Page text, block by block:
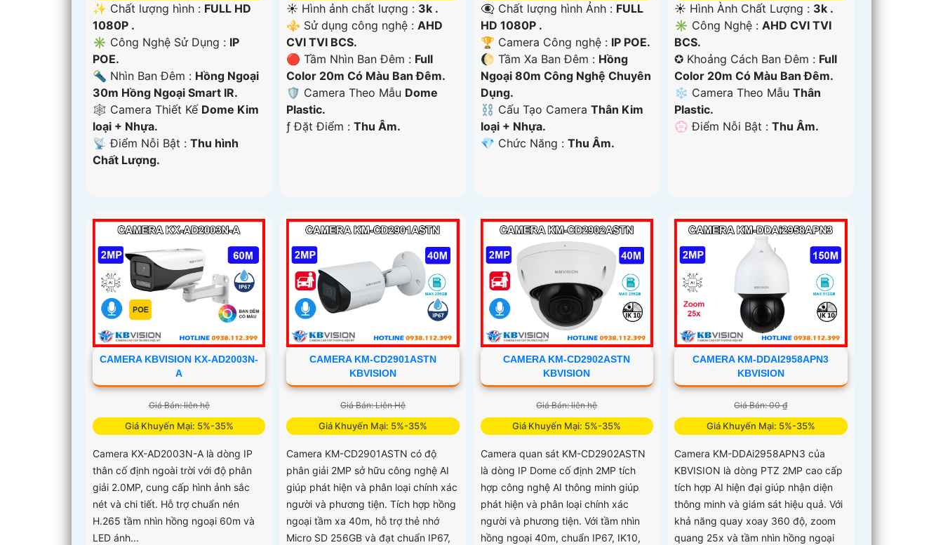
✨ Chất lượng hình : FULL HD
1080P .
✳️ Công Nghệ Sử Dụng : IP
POE.
🔦 Nhìn Ban Đêm : Hồng Ngoại
30m Hồng Ngoại Smart IR.
🕸️ Camera Thiết Kế Dome Kim
loại + Nhựa.
️📡 Điểm Nỗi Bật : Thu hình
Chất Lượng.
☀️ Hình ảnh chất lượng : 3k .
⚜️ Sử dụng công nghệ :AHD
CVI TVI BCS.
🔴 Tầm Nhìn Ban Đêm : Full
Color 20m Có Màu Ban Ðêm.
🛡 Camera Theo Mẫu Dome
Plastic.
️ƒ Đặt Điểm :Thu Âm.
👁️‍🗨 Chất lượng hình Ảnh : FULL
HD 1080P .
🏆 Camera Công nghệ : IP POE.
🌔 Tầm Xa Ban Đêm : Hồng
Ngoại 80m Công Nghệ Chuyên
Dụng.
⛓ Cấu Tạo Camera Thân Kim
loại + Nhựa.
️💎 Chức Năng : Thu Âm.
☀️ Hình Ành Chất Lượng : 3k .
✳️ Công Nghệ :AHD CVI TVI
BCS.
✪ Khoảng Cách Ban Đêm : Full
Color 20m Có Màu Ban Ðêm.
❄ Camera Theo MẫuThân
Plastic.
️💮 Điểm Nỗi Bật :Thu Âm.
CAMERA KBVISION KX-AD2003N-
A
Giá Bán: liên hệ
Giá Khuyến Mại: 5%-35%
Camera KX-AD2003N-A là dòng IP
thân cố định ngoài trời với độ phân
giải 2.0MP, cung cấp hình ảnh sắc
nét và chi tiết. Hỗ trợ chuẩn nén
H.265 tầm nhìn hồng ngoại 60m và
LED ánh...
CAMERA KM-CD2901ASTN
KBVISION
Giá Bán: Liên Hệ
Giá Khuyến Mại: 5%-35%
Camera KM-CD2901ASTN có độ
phân giải 2MP sở hữu công nghệ AI
giúp phát hiện và phân loại chính xác
người và phương tiện. Tích hợp hồng
ngoại tầm xa 40m, hỗ trợ thẻ nhớ
Micro SD 256GB và đạt chuẩn IP67,
CAMERA KM-CD2902ASTN
KBVISION
Giá Bán: liên hệ
Giá Khuyến Mại: 5%-35%
Camera quan sát KM-CD2902ASTN
là dòng IP Dome cố định 2MP tích
hợp công nghệ AI thông minh giúp
phát hiện và phân loại chính xác
người và phương tiện. Với tầm nhìn
hồng ngoại 40m, chuẩn IP67, IK10,
CAMERA KM-DDAI2958APN3
KBVISION
Giá Bán: 00 ₫
Giá Khuyến Mại: 5%-35%
Camera KM-DDAi2958APN3 của
KBVISION là dòng PTZ 2MP cao cấp
tích hợp AI hiện đại giúp nhận diện
thông minh và giám sát hiệu quả. Với
khả năng quay xoay 360 độ, zoom
quang 25x và tầm nhìn hồng ngoại